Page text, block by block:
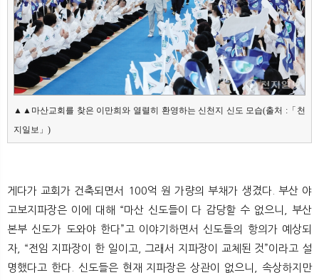
▲▲마산교회를 찾은 이만희와 열렬히 환영하는 신천지 신도 모습(출처 :「천
지일보」)
게다가 교회가 건축되면서 100억 원 가량의 부채가 생겼다. 부산 야
고보지파장은 이에 대해 “마산 신도들이 다 감당할 수 없으니, 부산
본부 신도가 도와야 한다”고 이야기하면서 신도들의 항의가 예상되
자, “전임 지파장이 한 일이고, 그래서 지파장이 교체된 것”이라고 설
명했다고 한다. 신도들은 현재 지파장은 상관이 없으니, 속상하지만